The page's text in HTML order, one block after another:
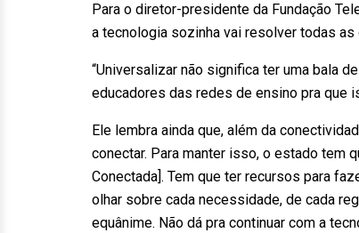
Para o diretor-presidente da Fundação
a tecnologia sozinha vai resolver todas as
“Universalizar não significa ter uma bala
educadores das redes de ensino pra que
Ele lembra ainda que, além da
conectar. Para manter isso, o estado tem
Conectada]. Tem que ter recursos para
olhar sobre cada necessidade, de cada
equânime. Não dá pra continuar com a